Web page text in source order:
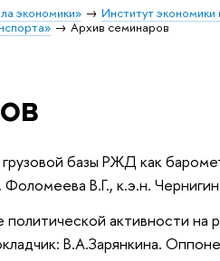
экономики» Институт
Архив семинаров
базы РЖД как
В.Г., к.э.н.
активности на
В.А.Зарянкина.